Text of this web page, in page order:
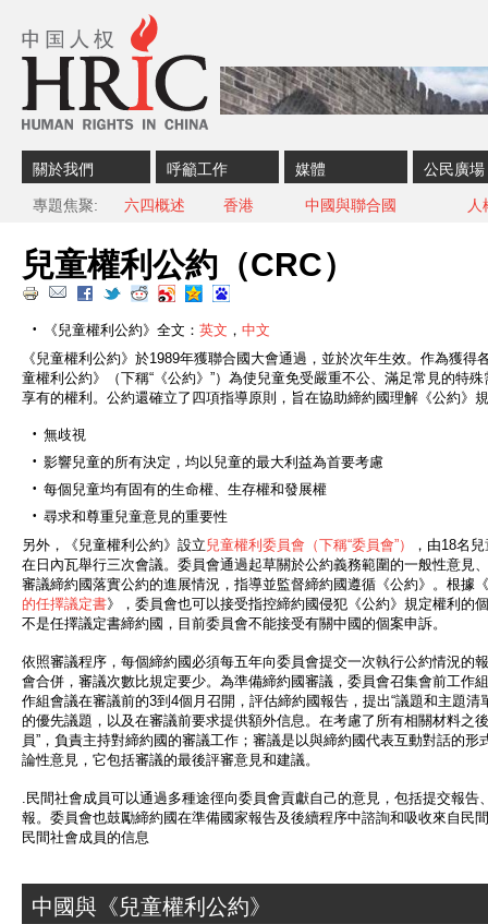
關於我們 呼籲工作 媒體 公民廣場
專題焦聚 六四概述 香港 中國與聯合國 人
兒童權利公約（CRC）
《兒童權利公約》全文： 英文 ， 中文
《兒童權利公約》於1989年獲聯合國大會通過，並於次年生效。作為獲得
童權利公約》（下稱“《公約》”）為使兒童免受嚴重不公、滿足常見的特
享有的權利。公約還確立了四項指導原則，旨在協助締約國理解《公約》
無歧視
影響兒童的所有決定，均以兒童的最大利益為首要考慮
每個兒童均有固有的生命權、生存權和發展權
尋求和尊重兒童意見的重要性
另外，《兒童權利公約》設立兒童權利委員會（下稱“委員會”）
，由18名
在日內瓦舉行三次會議。委員會通過起草關於公約義務範圍的一般性意見
審議締約國落實公約的進展情況，指導並監督締約國遵循《公約》。根據《
的任擇議定書》，委員會也可以接受指控締約國侵犯《公約》規定權利的
不是任擇議定書締約國，目前委員會不能接受有關中國的個案申訴。
依照審議程序，每個締約國必須每五年向委員會提交一次執行公約情況的
會合併，審議次數比規定要少。為準備締約國審議，委員會召集會前工作
作組會議在審議前的3到4個月召開，評估締約國報告，提出“議題和主題清
的優先議題，以及在審議前要求提供額外信息。在考慮了所有相關材料之
員”，負責主持對締約國的審議工作；審議是以與締約國代表互動對話的
論性意見，它包括審議的最後評審意見和建議。
.民間社會成員可以通過多種途徑向委員會貢獻自己的意見，包括提交報告
報。委員會也鼓勵締約國在準備國家報告及後續程序中諮詢和吸收來自民
民間社會成員的信息
中國與《兒童權利公約》